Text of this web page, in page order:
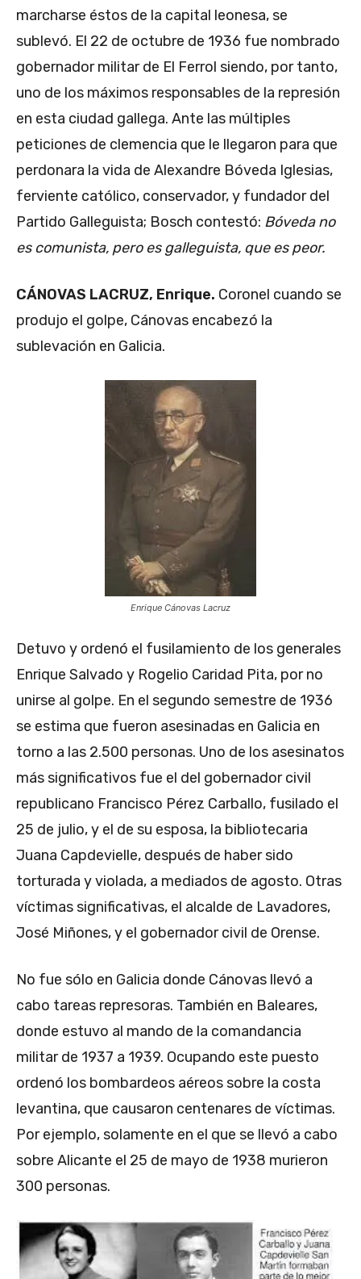
marcharse éstos de la capital leonesa, se
sublevó. El 22 de octubre de 1936 fue nombrado
gobernador militar de El Ferrol siendo, por tanto,
uno de los máximos responsables de la represión
en esta ciudad gallega. Ante las múltiples
peticiones de clemencia que le llegaron para que
perdonara la vida de Alexandre Bóveda Iglesias,
ferviente católico, conservador, y fundador del
Partido Galleguista; Bosch contestó: Bóveda no
es comunista, pero es galleguista, que es peor.
CÁNOVAS LACRUZ, Enrique. Coronel cuando se
produjo el golpe, Cánovas encabezó la
sublevación en Galicia.
Enrique Cánovas Lacruz
Detuvo y ordenó el fusilamiento de los generales
Enrique Salvado y Rogelio Caridad Pita, por no
unirse al golpe. En el segundo semestre de 1936
se estima que fueron asesinadas en Galicia en
torno a las 2.500 personas. Uno de los asesinatos
más significativos fue el del gobernador civil
republicano Francisco Pérez Carballo, fusilado el
25 de julio, y el de su esposa, la bibliotecaria
Juana Capdevielle, después de haber sido
torturada y violada, a mediados de agosto. Otras
víctimas significativas, el alcalde de Lavadores,
José Miñones, y el gobernador civil de Orense.
No fue sólo en Galicia donde Cánovas llevó a
cabo tareas represoras. También en Baleares,
donde estuvo al mando de la comandancia
militar de 1937 a 1939. Ocupando este puesto
ordenó los bombardeos aéreos sobre la costa
levantina, que causaron centenares de víctimas.
Por ejemplo, solamente en el que se llevó a cabo
sobre Alicante el 25 de mayo de 1938 murieron
300 personas.